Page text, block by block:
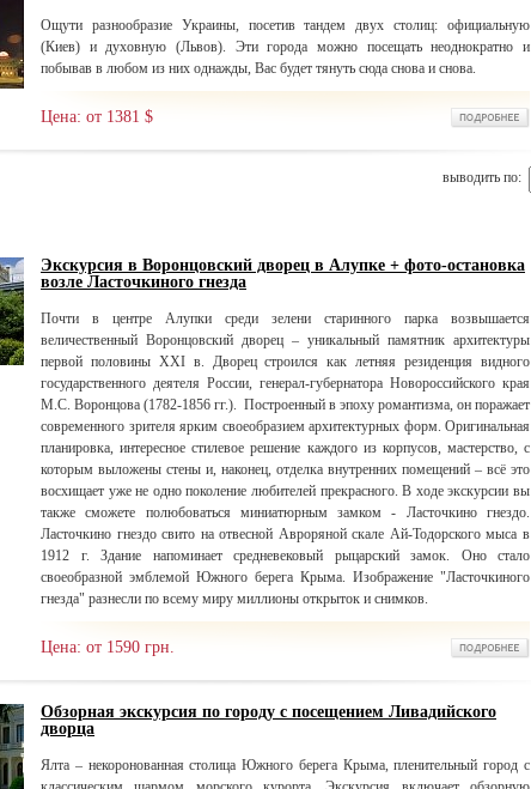
Ощути разнообразие Украины, посетив тандем двух столиц: официальную
(Киев) и духовную (Львов). Эти города можно посещать неоднократно и
побывав в любом из них однажды, Вас будет тянуть сюда снова и снова.
Цена: от 1381 $
выводить по:
Экскурсия в Воронцовский дворец в Алупке + фото-остановка
возле Ласточкиного гнезда
Почти в центре Алупки среди зелени старинного парка возвышается
величественный Воронцовский дворец – уникальный памятник архитектуры
первой половины XXI в. Дворец строился как летняя резиденция видного
государственного деятеля России, генерал-губернатора Новороссийского края
М.С. Воронцова (1782-1856 гг.). Построенный в эпоху романтизма, он поражает
современного зрителя ярким своеобразием архитектурных форм. Оригинальная
планировка, интересное стилевое решение каждого из корпусов, мастерство, с
которым выложены стены и, наконец, отделка внутренних помещений – всё это
восхищает уже не одно поколение любителей прекрасного. В ходе экскурсии вы
также сможете полюбоваться миниатюрным замком - Ласточкино гнездо.
Ласточкино гнездо свито на отвесной Авроряной скале Ай-Тодорского мыса в
1912 г. Здание напоминает средневековый рыцарский замок. Оно стало
своеобразной эмблемой Южного берега Крыма. Изображение "Ласточкиного
гнезда" разнесли по всему миру миллионы открыток и снимков.
Цена: от 1590 грн.
Обзорная экскурсия по городу с посещением Ливадийского
дворца
Ялта – некоронованная столица Южного берега Крыма, пленительный город с